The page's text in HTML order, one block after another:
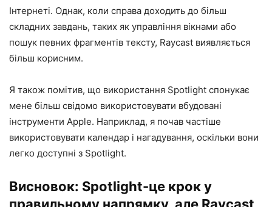
Інтернеті. Однак, коли справа доходить до більш
складних завдань, таких як управління вікнами або
пошук певних фрагментів тексту, Raycast виявляється
більш корисним.
Я також помітив, що використання Spotlight спонукає
мене більш свідомо використовувати вбудовані
інструменти Apple. Наприклад, я почав частіше
використовувати календар і нагадування, оскільки вони
легко доступні з Spotlight.
Висновок: Spotlight-це крок у
правильному напрямку, але Raycast